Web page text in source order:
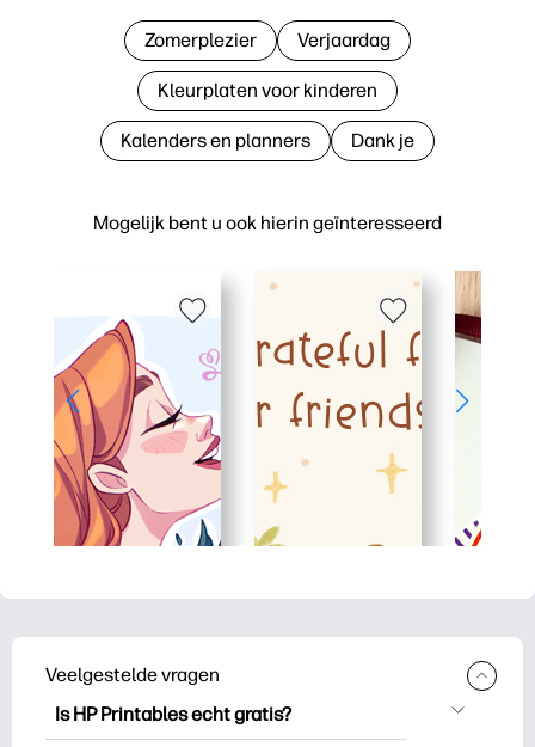
Mogelijk bent u ook hierin geïnteresseerd
Zomerplezier Verjaardag
Kleurplaten voor kinderen
Kalenders en planners Dank je
Veelgestelde vragen
Is HP Printables echt gratis?